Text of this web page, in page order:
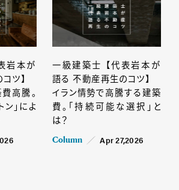
岩本が
ツ】
高騰。
」によ
一級建築士 【代表岩本が
語る 不動産再生のコツ】
イラン情勢で高騰する建築
費。「持続可能な選択」と
は？
Column Apr 27,2026